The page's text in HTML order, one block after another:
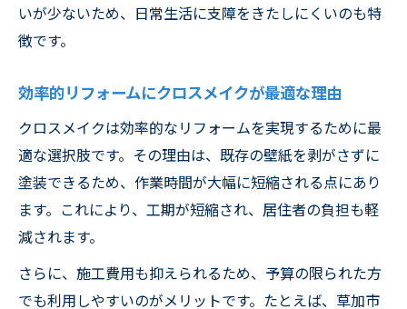
いが少ないため、日常生活に支障をきたしにくいのも特
徴です。
効率的リフォームにクロスメイクが最適な理由
クロスメイクは効率的なリフォームを実現するために最
適な選択肢です。その理由は、既存の壁紙を剥がさずに
塗装できるため、作業時間が大幅に短縮される点にあり
ます。これにより、工期が短縮され、居住者の負担も軽
減されます。
さらに、施工費用も抑えられるため、予算の限られた方
でも利用しやすいのがメリットです。たとえば、草加市